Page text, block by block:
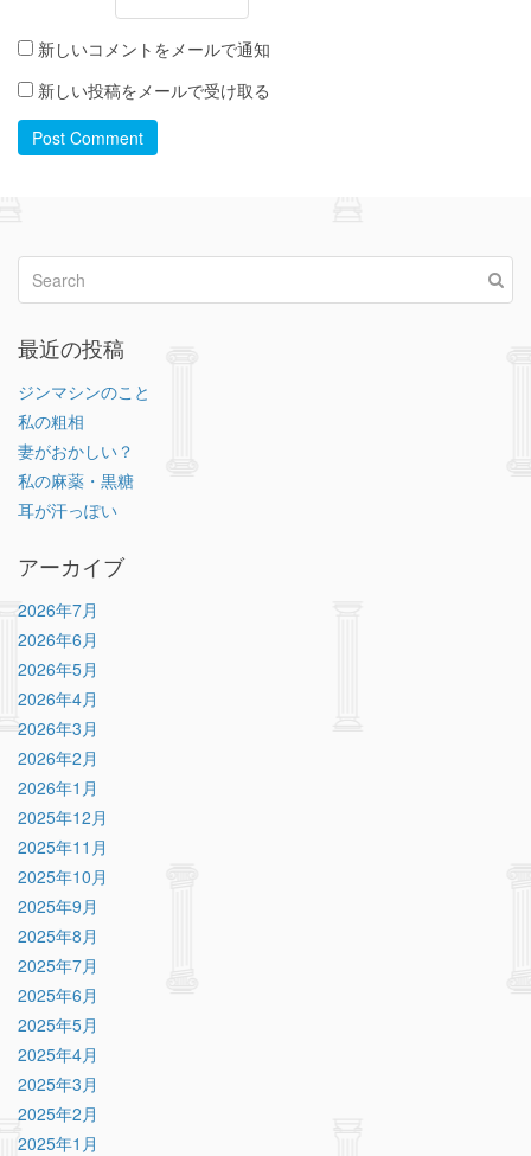
新しいコメントをメールで通知
新しい投稿をメールで受け取る
Post Comment
最近の投稿
ジンマシンのこと
私の粗相
妻がおかしい？
私の麻薬・黒糖
耳が汗っぽい
アーカイブ
2026年7月
2026年6月
2026年5月
2026年4月
2026年3月
2026年2月
2026年1月
2025年12月
2025年11月
2025年10月
2025年9月
2025年8月
2025年7月
2025年6月
2025年5月
2025年4月
2025年3月
2025年2月
2025年1月